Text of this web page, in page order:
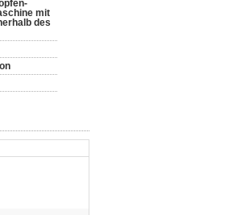
mit
des